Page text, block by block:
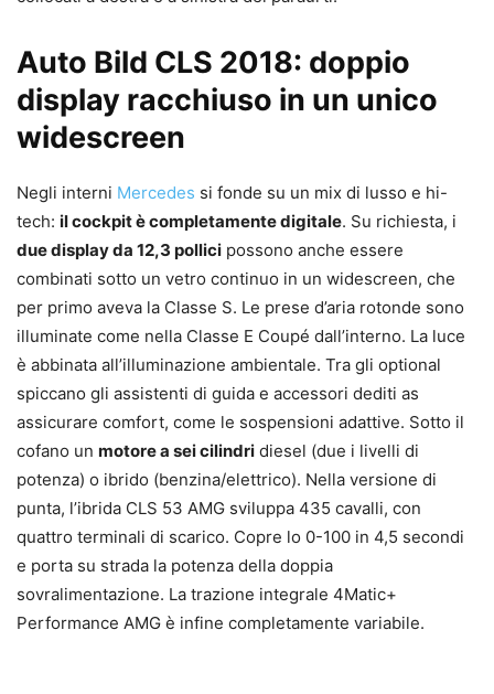
Auto Bild CLS 2018: doppio
display racchiuso in un unico
widescreen
Negli interni Mercedes si fonde su un mix di lusso e hi-
tech: il cockpit è completamente digitale. Su richiesta, i
due display da 12,3 pollici possono anche essere
combinati sotto un vetro continuo in un widescreen, che
per primo aveva la Classe S. Le prese d’aria rotonde sono
illuminate come nella Classe E Coupé dall’interno. La luce
è abbinata all’illuminazione ambientale. Tra gli optional
spiccano gli assistenti di guida e accessori dediti as
assicurare comfort, come le sospensioni adattive. Sotto il
cofano un motore a sei cilindri diesel (due i livelli di
potenza) o ibrido (benzina/elettrico). Nella versione di
punta, l’ibrida CLS 53 AMG sviluppa 435 cavalli, con
quattro terminali di scarico. Copre lo 0-100 in 4,5 secondi
e porta su strada la potenza della doppia
sovralimentazione. La trazione integrale 4Matic+
Performance AMG è infine completamente variabile.